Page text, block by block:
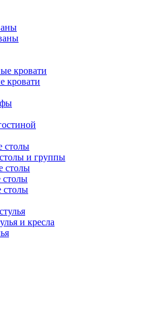
кровати
кровати
столы
и группы
столы
столы
столы
и кресла